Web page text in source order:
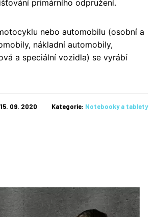
primárního odpružení.
nebo automobilu (osobní a
nákladní automobily,
a speciální vozidla) se vyrábí
09. 2020 Kategorie: Notebooky a tablety